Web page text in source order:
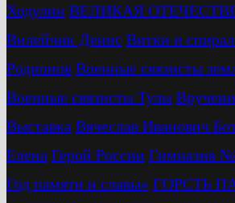
Ходулин ВЕЛИКАЯ
Вилейчик Денис Витки и
Родионов Военные связисты
Военные связисты Тулы
Выставка Вячеслав Иванович
Елена Герой России Гимназия
Год памяти и славы» ГОРСТЬ